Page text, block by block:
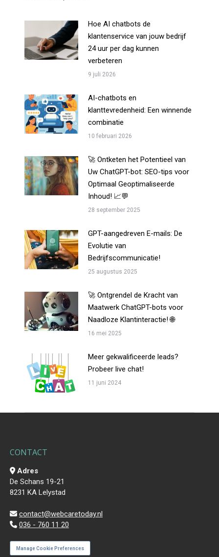
Hoe AI chatbots de
klantenservice van jouw bedrijf
24 uur per dag kunnen
verbeteren
9 juli 2026
AI-chatbots en
klanttevredenheid: Een winnende
combinatie
10 februari 2026
🚀 Ontketen het Potentieel van
Uw ChatGPT-bot: SEO-tips voor
Optimaal Geoptimaliseerde
Inhoud! 📈💬
28 september 2025
GPT-aangedreven E-mails: De
Evolutie van
Bedrijfscommunicatie!
25 augustus 2025
🚀 Ontgrendel de Kracht van
Maatwerk ChatGPT-bots voor
Naadloze Klantinteractie! 🌐
16 mei 2025
Meer gekwalificeerde leads?
Probeer live chat!
11 juni 2024
CONTACT
Adres
De Schans 19-21
8231 KA Lelystad
contact@webcaretoday.nl
036 - 760 11 20
Manage Cookie Preferences